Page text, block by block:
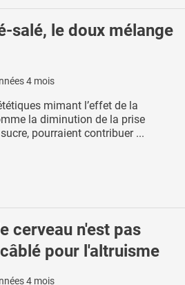
salé, le doux mélange
4 mois
mimant l’effet de la
la diminution de la prise
pourraient contribuer ...
cerveau n'est pas
pour l'altruisme
4 mois